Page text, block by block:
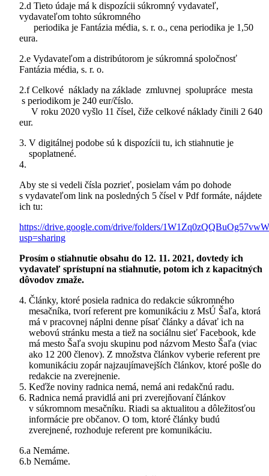
2.d Tieto údaje má k dispozícii súkromný vydavateľ,
vydavateľom tohto súkromného
periodika je Fantázia média, s. r. o., cena periodika je 1,50
eura.
2.e Vydavateľom a distribútorom je súkromná spoločnosť
Fantázia média, s. r. o.
2.f Celkové náklady na základe zmluvnej spolupráce mesta
s periodikom je 240 eur/číslo.
V roku 2020 vyšlo 11 čísel, čiže celkové náklady činili 2 640
eur.
V digitálnej podobe sú k dispozícii tu, ich stiahnutie je
spoplatnené.
Aby ste si vedeli čísla pozrieť, posielam vám po dohode
s vydavateľom link na posledných 5 čísel v Pdf formáte, nájdete
ich tu:
https://drive.google.com/drive/folders/
usp=sharing
Prosím o stiahnutie obsahu do 12. 11. 2021, dovtedy ich
vydavateľ sprístupní na stiahnutie, potom ich z kapacitných
dôvodov zmaže.
Články, ktoré posiela radnica do redakcie súkromného
mesačníka, tvorí referent pre komunikáciu z MsÚ Šaľa, ktorá
má v pracovnej náplni denne písať články a dávať ich na
webovú stránku mesta a tiež na sociálnu sieť Facebook, kde
má mesto Šaľa svoju skupinu pod názvom Mesto Šaľa (viac
ako 12 200 členov). Z množstva článkov vyberie referent pre
komunikáciu zopár najzaujímavejších článkov, ktoré pošle do
redakcie na zverejnenie.
Keďže noviny radnica nemá, nemá ani redakčnú radu.
Radnica nemá pravidlá ani pri zverejňovaní článkov
v súkromnom mesačníku. Riadi sa aktualitou a dôležitosťou
informácie pre občanov. O tom, ktoré články budú
zverejnené, rozhoduje referent pre komunikáciu.
6.a Nemáme.
6.b Nemáme.